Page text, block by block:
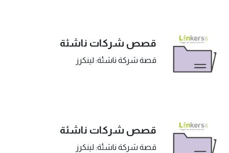
قصص شركات ناشئة
قصة شركة ناشئة: لينكرز
قصص شركات ناشئة
قصة شركة ناشئة: لينكرز